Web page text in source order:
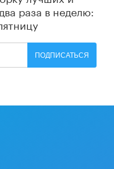
два раза в неделю:
ПОДПИСАТЬСЯ